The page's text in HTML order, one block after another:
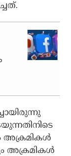
അക്രമികള്‍
അക്രമികള്‍